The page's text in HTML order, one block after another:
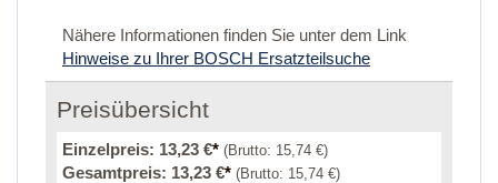
Nähere Informationen finden Sie unter dem Link
Hinweise zu Ihrer BOSCH Ersatzteilsuche
Preisübersicht
Einzelpreis: 13,23 €* (Brutto: 15,74 €)
Gesamtpreis: 13,23 €* (Brutto: 15,74 €)